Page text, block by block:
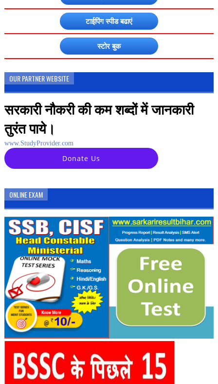
टाईपिंग स्पीड बढाएं
स्टोर बुक
OUR PARTNER WEBSITE
सरकारी नौकरी की कम शब्दों में जानकारी
तुरंत पाये।
www.StudyProvider.com
Donate Us
ONLINE EXAM